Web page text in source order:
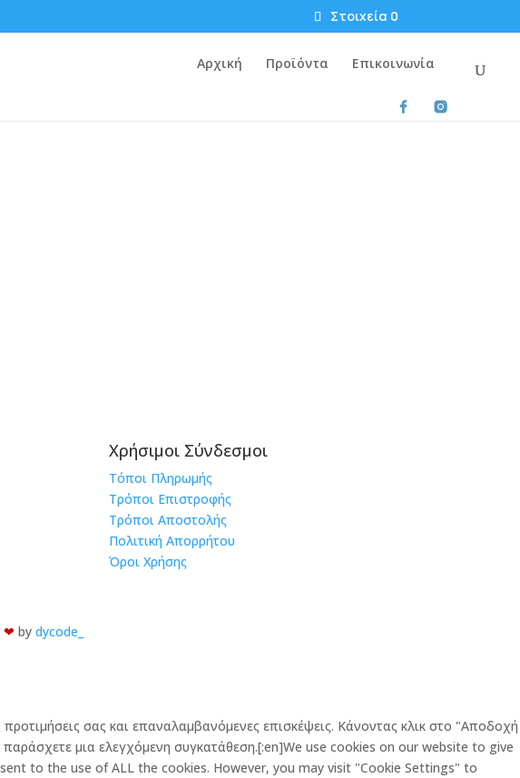
Στοιχεία 0
Αρχική Προϊόντα Επικοινωνία
Χρήσιμοι Σύνδεσμοι
Τόποι Πληρωμής
Τρόποι Επιστροφής
Τρόποι Αποστολής
Πολιτική Απορρήτου
Όροι Χρήσης
❤︎ by dycode_
σας και επαναλαμβανόμενες επισκέψεις. Κάνοντας κλικ στο "Αποδοχή
μια ελεγχόμενη συγκατάθεση.[:en]We use cookies on our website to give
to the use of ALL the cookies. However, you may visit "Cookie Settings" to